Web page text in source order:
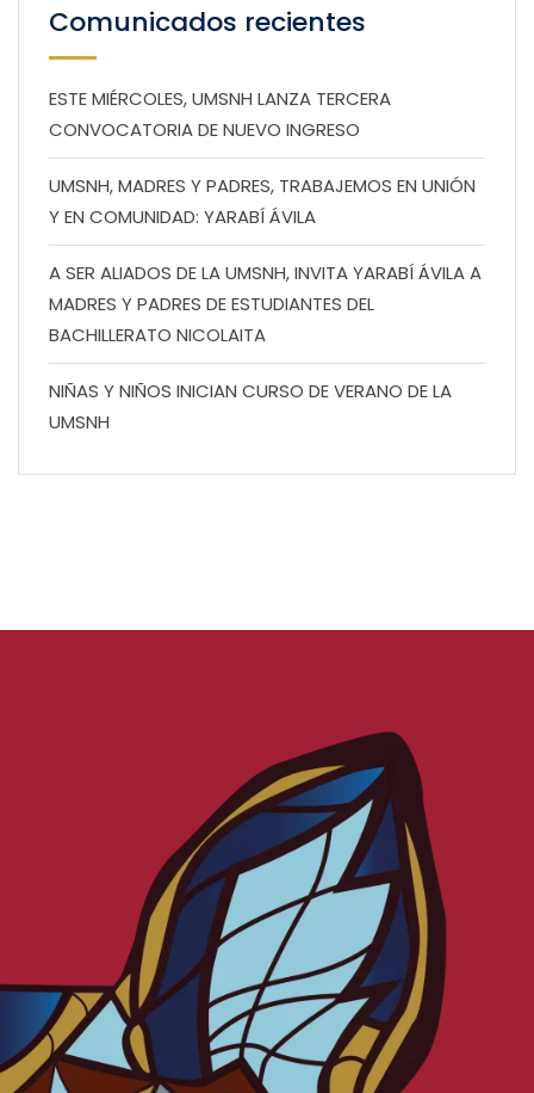
Comunicados recientes
ESTE MIÉRCOLES, UMSNH LANZA TERCERA
CONVOCATORIA DE NUEVO INGRESO
UMSNH, MADRES Y PADRES, TRABAJEMOS EN UNIÓN
Y EN COMUNIDAD: YARABÍ ÁVILA
A SER ALIADOS DE LA UMSNH, INVITA YARABÍ ÁVILA A
MADRES Y PADRES DE ESTUDIANTES DEL
BACHILLERATO NICOLAITA
NIÑAS Y NIÑOS INICIAN CURSO DE VERANO DE LA
UMSNH